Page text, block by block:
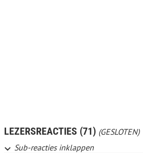
LEZERSREACTIES (71) (GESLOTEN)
Sub-reacties inklappen